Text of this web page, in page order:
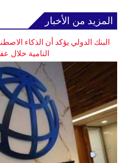
المزيد من الأخبار
البنك الدولي يؤكد أن الذكاء
النامية خلال